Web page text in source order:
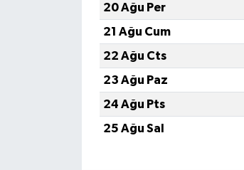
20 Ağu Per
21 Ağu Cum
22 Ağu Cts
23 Ağu Paz
24 Ağu Pts
25 Ağu Sal